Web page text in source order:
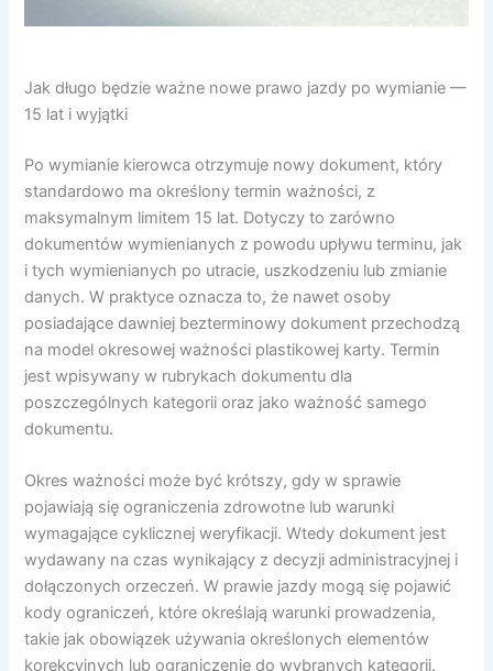
Jak długo będzie ważne nowe prawo jazdy po wymianie —
15 lat i wyjątki
Po wymianie kierowca otrzymuje nowy dokument, który
standardowo ma określony termin ważności, z
maksymalnym limitem 15 lat. Dotyczy to zarówno
dokumentów wymienianych z powodu upływu terminu, jak
i tych wymienianych po utracie, uszkodzeniu lub zmianie
danych. W praktyce oznacza to, że nawet osoby
posiadające dawniej bezterminowy dokument przechodzą
na model okresowej ważności plastikowej karty. Termin
jest wpisywany w rubrykach dokumentu dla
poszczególnych kategorii oraz jako ważność samego
dokumentu.
Okres ważności może być krótszy, gdy w sprawie
pojawiają się ograniczenia zdrowotne lub warunki
wymagające cyklicznej weryfikacji. Wtedy dokument jest
wydawany na czas wynikający z decyzji administracyjnej i
dołączonych orzeczeń. W prawie jazdy mogą się pojawić
kody ograniczeń, które określają warunki prowadzenia,
takie jak obowiązek używania określonych elementów
korekcyjnych lub ograniczenie do wybranych kategorii.